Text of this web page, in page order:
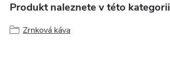
Produkt naleznete v této kategorii
Zrnková káva